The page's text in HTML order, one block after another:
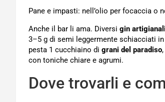
Pane e impasti: nell’olio per focaccia o
Anche il bar li ama. Diversi gin artigianali
3–5 g di semi leggermente schiacciati
pesta 1 cucchiaino di grani del paradiso
con toniche chiare e agrumi.
Dove trovarli e